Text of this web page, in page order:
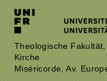
Theologische
Kirche
Miséricorde, Av.